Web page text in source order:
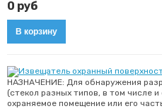
0 руб
НАЗНАЧЕНИЕ: Для обнаружения
(стекол разных типов, в том числе
охраняемое помещение или его